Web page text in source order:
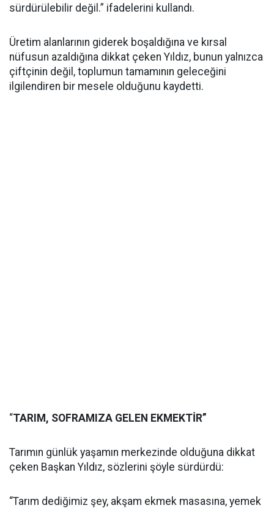
sürdürülebilir değil.” ifadelerini kullandı.
Üretim alanlarının giderek boşaldığına ve kırsal
nüfusun azaldığına dikkat çeken Yıldız, bunun yalnızca
çiftçinin değil, toplumun tamamının geleceğini
ilgilendiren bir mesele olduğunu kaydetti.
“TARIM, SOFRAMIZA GELEN EKMEKTİR”
Tarımın günlük yaşamın merkezinde olduğuna dikkat
çeken Başkan Yıldız, sözlerini şöyle sürdürdü:
“Tarım dediğimiz şey, akşam ekmek masasına, yemek